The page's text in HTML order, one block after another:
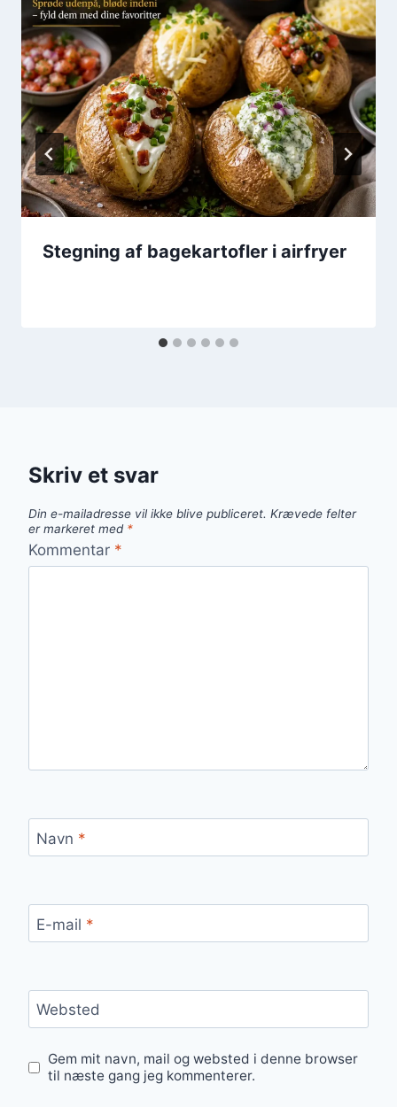
Stegning af bagekartofler i airfryer
Skriv et svar
Din e-mailadresse vil ikke blive publiceret. Krævede felter
er markeret med *
Kommentar *
Navn *
E-mail *
Websted
Gem mit navn, mail og websted i denne browser
til næste gang jeg kommenterer.